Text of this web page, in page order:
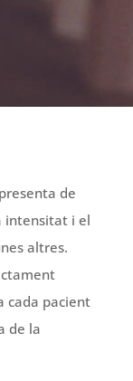
de
intensitat i el
altres.
cada pacient
de la